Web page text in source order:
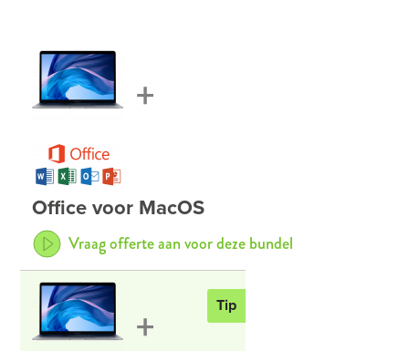
+
Office voor MacOS
Vraag offerte aan voor deze bundel
+
Tip